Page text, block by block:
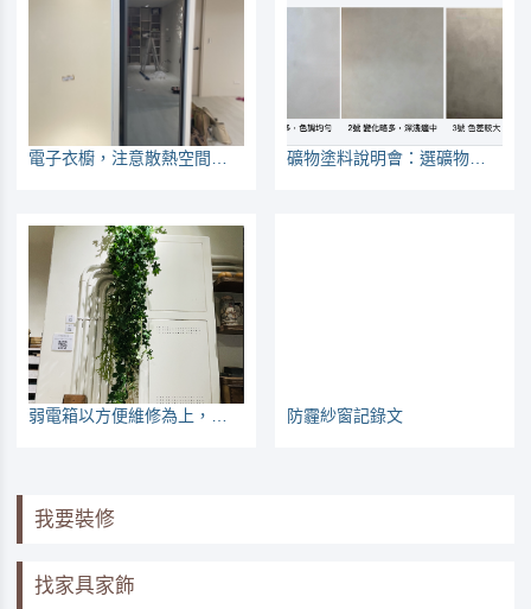
防霾紗窗記錄文
我要裝修
找家具家飾